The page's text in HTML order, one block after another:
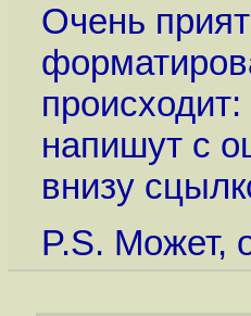
Очень
происходит:
напишут с
внизу
P.S. Может,